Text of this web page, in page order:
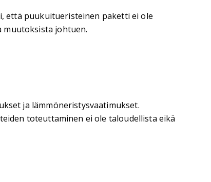
että puukuitueristeinen paketti ei ole
muutoksista johtuen.
ja lämmöneristysvaatimukset.
toteuttaminen ei ole taloudellista eikä